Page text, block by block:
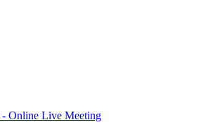
- Online Live Meeting